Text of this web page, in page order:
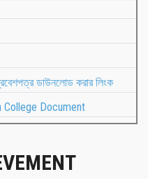
ডাউনলোড করার লিংক
College Document